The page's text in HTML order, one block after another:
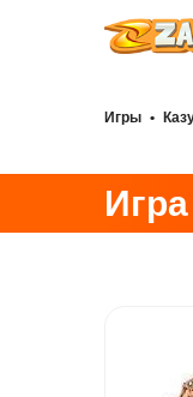
Игры •